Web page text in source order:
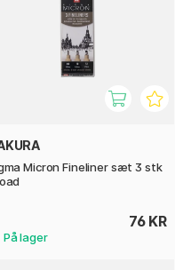
Micron Fineliner sæt 3 stk
76 KR